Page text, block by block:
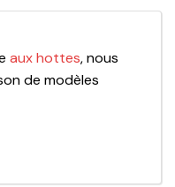
aux hottes, nous
de modèles
elle